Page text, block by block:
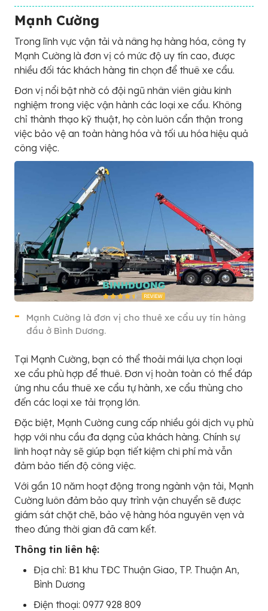
Mạnh Cường
Trong lĩnh vực vận tải và nâng hạ hàng hóa, công ty
Mạnh Cường là đơn vị có mức độ uy tín cao, được
nhiều đối tác khách hàng tin chọn để thuê xe cẩu.
Đơn vị nổi bật nhờ có đội ngũ nhân viên giàu kinh
nghiệm trong việc vận hành các loại xe cẩu. Không
chỉ thành thạo kỹ thuật, họ còn luôn cẩn thận trong
việc bảo vệ an toàn hàng hóa và tối ưu hóa hiệu quả
công việc.
Mạnh Cường là đơn vị cho thuê xe cẩu uy tín hàng
đầu ở Bình Dương.
Tại Mạnh Cường, bạn có thể thoải mái lựa chọn loại
xe cẩu phù hợp để thuê. Đơn vị hoàn toàn có thể đáp
ứng nhu cầu thuê xe cẩu tự hành, xe cẩu thùng cho
đến các loại xe tải trọng lớn.
Đặc biệt, Mạnh Cường cung cấp nhiều gói dịch vụ phù
hợp với nhu cầu đa dạng của khách hàng. Chính sự
linh hoạt này sẽ giúp bạn tiết kiệm chi phí mà vẫn
đảm bảo tiến độ công việc.
Với gần 10 năm hoạt động trong ngành vận tải, Mạnh
Cường luôn đảm bảo quy trình vận chuyển sẽ được
giám sát chặt chẽ, bảo vệ hàng hóa nguyên vẹn và
theo đúng thời gian đã cam kết.
Thông tin liên hệ:
Địa chỉ: B1 khu TĐC Thuận Giao, TP. Thuận An,
Bình Dương
Điện thoại: 0977 928 809